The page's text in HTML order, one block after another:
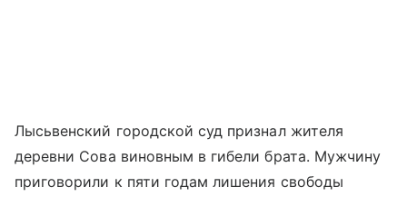
Лысьвенский городской суд признал жителя
деревни Сова виновным в гибели брата. Мужчину
приговорили к пяти годам лишения свободы